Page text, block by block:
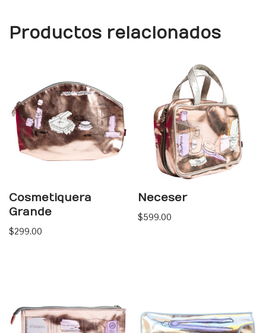
Productos relacionados
Cosmetiquera
Grande
$299.00
Neceser
$599.00